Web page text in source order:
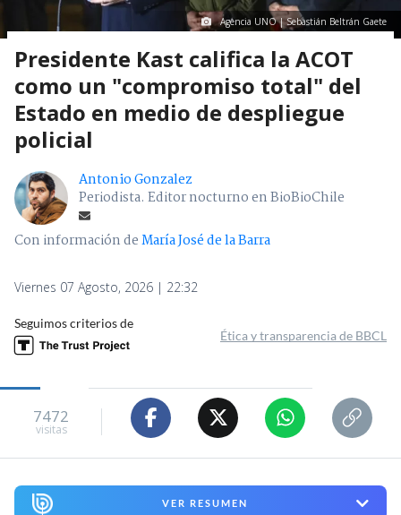
Agencia UNO | Sebastián Beltrán Gaete
Presidente Kast califica la ACOT
como un "compromiso total" del
Estado en medio de despliegue
policial
Antonio Gonzalez
Periodista. Editor nocturno en BioBioChile
Con información deMaría José de la Barra
Viernes 07 Agosto, 2026 | 22:32
Seguimos criterios de
Ética y transparencia de BBCL
7472
visitas
VER RESUMEN